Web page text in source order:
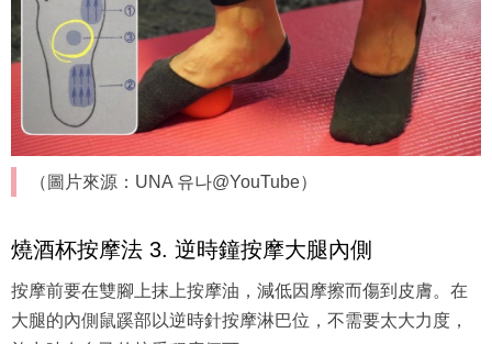
（圖片來源：UNA 유나@YouTube）
燒酒杯按摩法 3. 逆時鐘按摩大腿內側
按摩前要在雙腳上抹上按摩油，減低因摩擦而傷到皮膚。在
大腿的內側鼠蹊部以逆時針按摩淋巴位，不需要太大力度，